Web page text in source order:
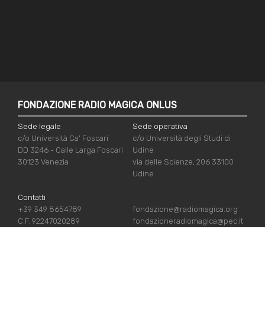
FONDAZIONE RADIO MAGICA ONLUS
Sede legale
c/o Università Ca' Foscari
DD 3246 - Calle Larga Foscari
30123 Venezia
Sede operativa
c/o Università degli Studi di
Udine
via delle Scienze, 206 33100
Udine
Contatti
+39 349 8654789
C.F. 92247020289
fondazione@radiomagica.org
fondazioneradiomagica@pec.it